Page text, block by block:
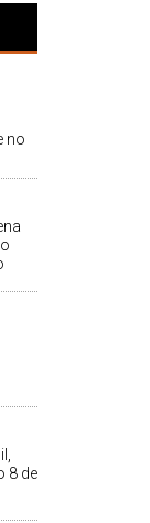
no
8 de